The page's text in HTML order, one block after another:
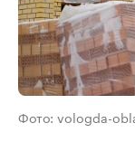
Фото: vologda-